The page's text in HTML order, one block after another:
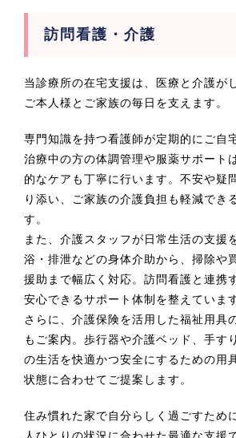
訪問看護・介護
当診療所の在宅支援は、医療と介護が
ご本人様とご家族の毎日を支えます。
専門知識を持つ看護師が定期的にご自
治療中の方の体調管理や服薬サポート
的なケアも丁寧に行います。不安や疑
り添い、ご家族の介護負担も軽減でき
す。
また、介護スタッフが日常生活の支援
浴・排泄などの身体介助から、掃除や
援助まで幅広く対応。訪問看護と連携
安心できるサポート体制を整えていま
さらに、介護保険を活用した福祉用具
もご案内。歩行器や介護ベッド、手す
の生活を快適かつ安全にするための用
状態に合わせてご提案します。
住み慣れた家で自分らしく過ごすため